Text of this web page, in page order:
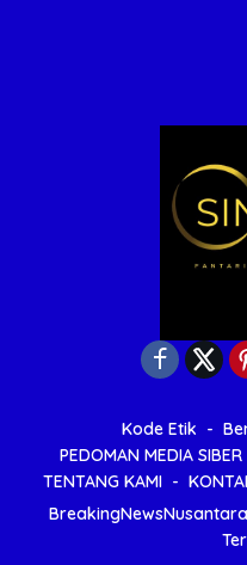
Kode Etik
PEDOMAN MEDIA SIBER
TENTANG KAMI